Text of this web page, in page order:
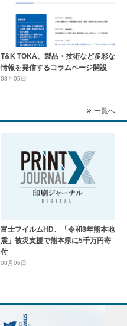
T&K TOKA、製品・技術など多彩な
情報を発信するコラムページ開設
08月05日
一覧へ
富士フイルムHD、「令和8年熊本地
震」被災支援で熊本県に5千万円寄
付
08月06日